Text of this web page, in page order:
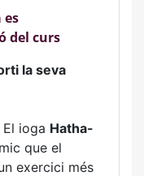
es
del curs
la seva
ioga Hatha-
que el
exercici més